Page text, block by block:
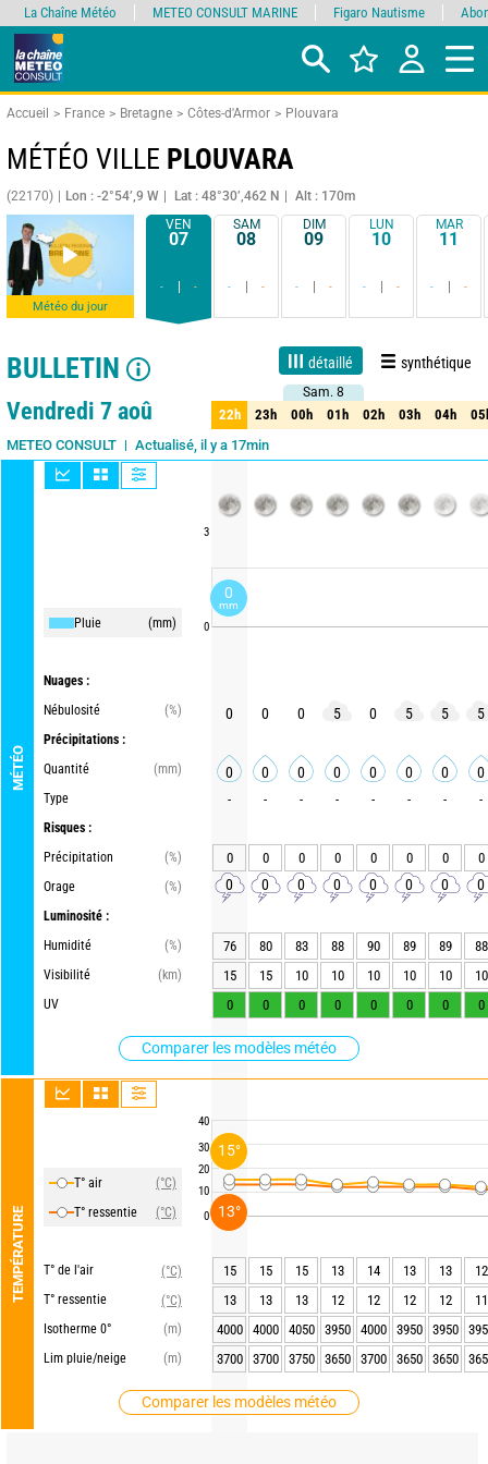
Accueil France Bretagne Côtes-d'Armor Plouvara
MÉTÉO VILLE PLOUVARA
(22170) Lon : -2°54’,9 W Lat : 48°30’,462 N Alt : 170m
Météo du jour
VEN
07
- -
SAM
08
- -
DIM
09
- -
LUN
10
- -
MAR
11
- -
BULLETIN détaillé synthétique
Live 1 jour 3 jours 15 jours Fiabilité 80%
Vendredi 7 aoû
METEO CONSULT Actualisé, il y a 17min
MÉTÉO
Pluie (mm)
Nuages :
Nébulosité
(%)
Précipitations :
Quantité
(mm)
Type
Risques :
Précipitation
(%)
Orage
(%)
Luminosité :
Humidité
(%)
Visibilité
(km)
UV
Comparer les modèles météo
TEMPÉRATURE
T° air
(°C)
T° ressentie
(°C)
T° de l'air
(°C)
T° ressentie
(°C)
Isotherme 0°
(m)
Lim pluie/neige
(m)
Comparer les modèles météo
3
0
40
30
20
10
0
Sam. 8
22h 23h 00h 01h 02h 03h 04h
Sam. 8
22h 23h 00h 01h 02h 03h 04h
0 0 0 5 0 5 5 5
0 0 0 0 0 0 0 0
- - - - - - - -
0 0 0 0 0 0 0 0
0 0 0 0 0 0 0 0
76 80 83 88 90 89 89
88
15
15 10 10 10 10 10
10
0
0 0 0 0 0 0 0
15 15 15 13 14 13 13
12
13
13 13 12 12 12 12
11
4000
4000 4050 3950 4000 3950 3950
3700
3700 3750 3650 3700 3650 3650
La Chaîne Météo METEO CONSULT MARINE Figaro Nautisme
0
mm
15°
13°